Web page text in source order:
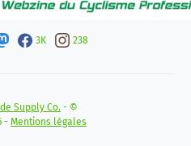
3K 238
Supply Co. - ©
- Mentions légales